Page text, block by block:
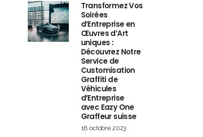
Transformez Vos
Soirées
d’Entreprise en
Œuvres d’Art
uniques :
Découvrez Notre
Service de
Customisation
Graffiti de
Véhicules
d’Entreprise
avec Eazy One
Graffeur suisse
16 octobre 2023